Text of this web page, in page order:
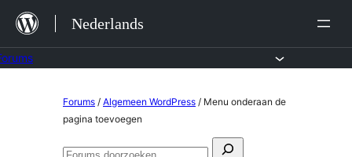
naar
de
Nederlands
Forums / Algemeen WordPress / Menu onderaan de
pagina toevoegen
Zoeken